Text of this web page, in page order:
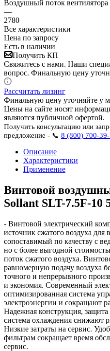
Воздушный поток вентилятора
—
2780
Все характеристики
Цена по запросу
Есть в наличии
Получить КП
Свяжитесь с нами. Наши
вопрос. Финальную цену
Рассчитать лизинг
Финальную цену уточняйте у
Цены на сайте носят
являются публичной офертой.
Получить консультацию или
предложение - 📞 8 (800) 700-
Описание
Характеристики
Применение
Винтовой
Sollant SLT-7.5F-10
- Винтовой электрический
источник сжатого воздуха для
сопоставимый по качеству с
но с более выгодной
поток сжатого воздуха.
равномерную подачу воздуха
точного и непрерывного
и экономия. Современный
оптимизированная система
электроэнергии и сокращают
Надежная конструкция,
система охлаждения снижают
Низкие затраты на сервис.
фильтрам сокращает время
сервис.